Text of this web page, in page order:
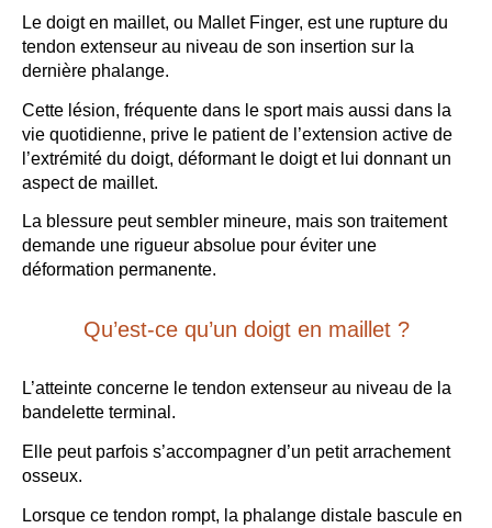
Le doigt en maillet, ou Mallet Finger, est une rupture du
tendon extenseur au niveau de son insertion sur la
dernière phalange.
Cette lésion, fréquente dans le sport mais aussi dans la
vie quotidienne, prive le patient de l’extension active de
l’extrémité du doigt, déformant le doigt et lui donnant un
aspect de maillet.
La blessure peut sembler mineure, mais son traitement
demande une rigueur absolue pour éviter une
déformation permanente.
Qu’est-ce qu’un doigt en maillet ?
L’atteinte concerne le tendon extenseur au niveau de la
bandelette terminal.
Elle peut parfois s’accompagner d’un petit arrachement
osseux.
Lorsque ce tendon rompt, la phalange distale bascule en